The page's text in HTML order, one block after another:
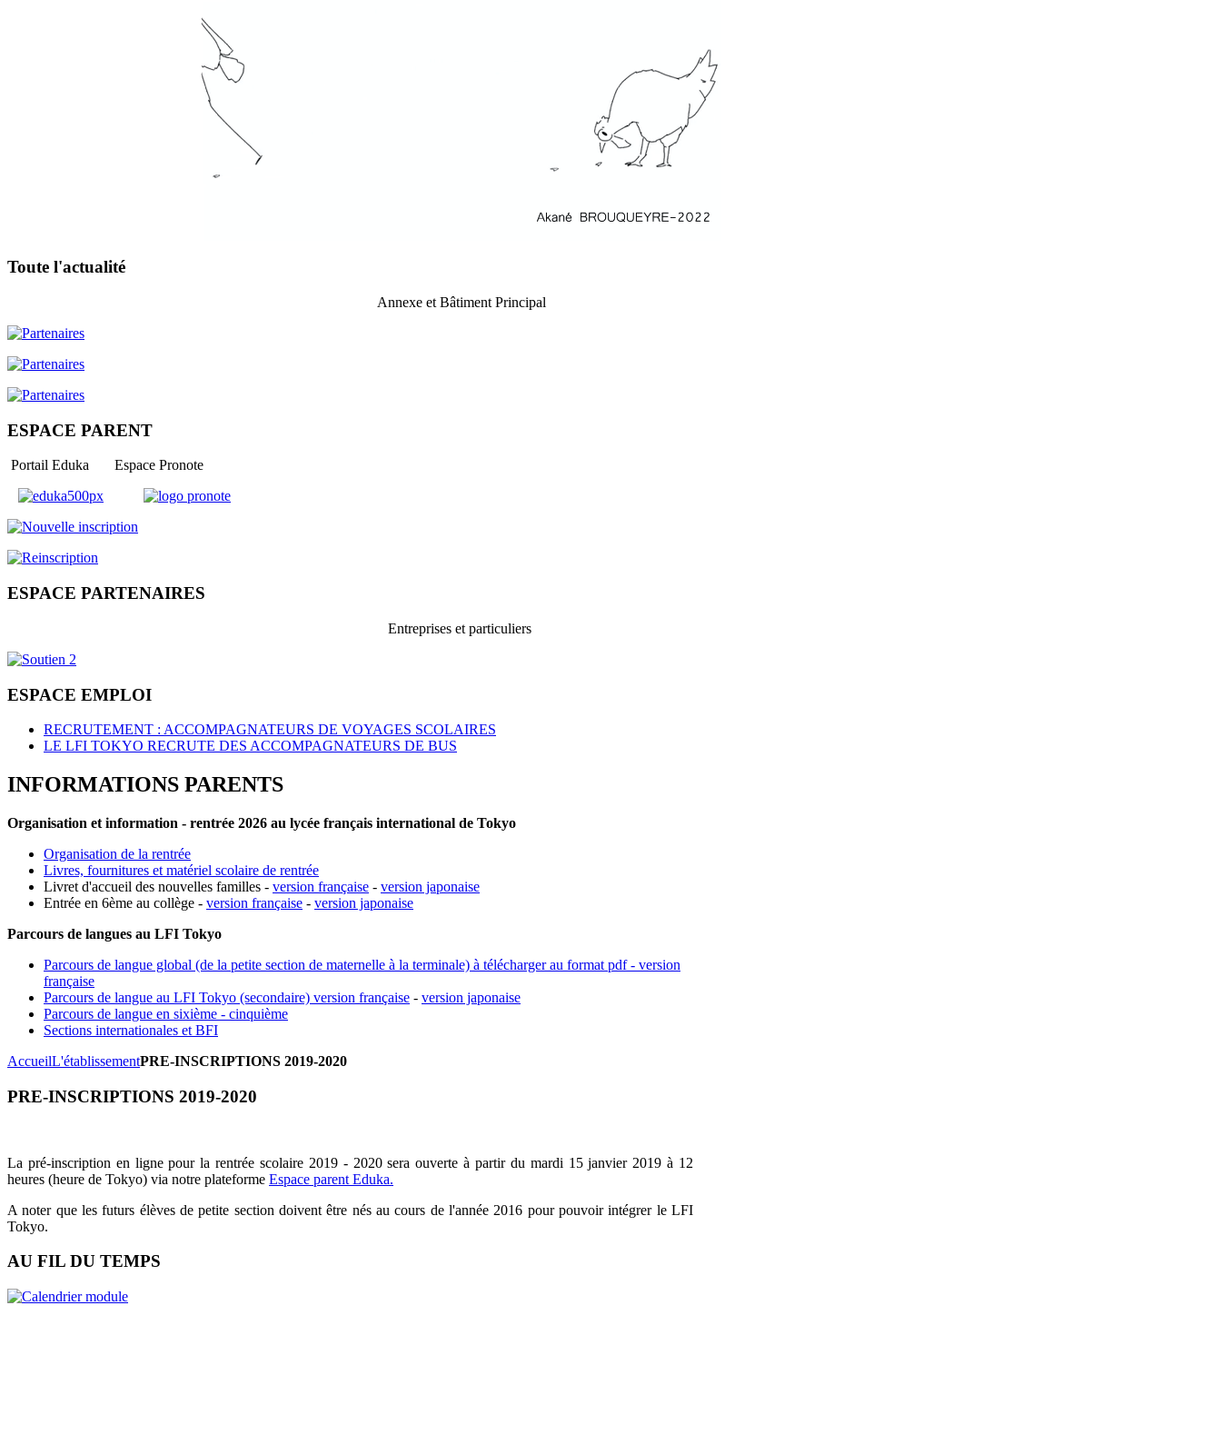
Toute l'actualité
Annexe et Bâtiment Principal
ESPACE PARENT
Portail Eduka Espace Pronote
ESPACE PARTENAIRES
Entreprises et particuliers
ESPACE EMPLOI
RECRUTEMENT : ACCOMPAGNATEURS DE VOYAGES SCOLAIRES
LE LFI TOKYO RECRUTE DES ACCOMPAGNATEURS DE BUS
INFORMATIONS PARENTS
Organisation et information - rentrée 2026 au lycée français international de Tokyo
Organisation de la rentrée
Livres, fournitures et matériel scolaire de rentrée
Livret d'accueil des nouvelles familles - version française - version japonaise
Entrée en 6ème au collège - version française - version japonaise
Parcours de langues au LFI Tokyo
Parcours de langue global (de la petite section de maternelle à la terminale) à télécharger au format pdf - version
française
Parcours de langue au LFI Tokyo (secondaire) version française - version japonaise
Parcours de langue en sixième - cinquième
Sections internationales et BFI
AccueilL'établissementPRE-INSCRIPTIONS 2019-2020
PRE-INSCRIPTIONS 2019-2020
La pré-inscription en ligne pour la rentrée scolaire 2019 - 2020 sera ouverte à partir du mardi 15 janvier 2019 à 12
heures (heure de Tokyo) via notre plateforme Espace parent Eduka.
A noter que les futurs élèves de petite section doivent être nés au cours de l'année 2016 pour pouvoir intégrer le LFI
Tokyo.
AU FIL DU TEMPS